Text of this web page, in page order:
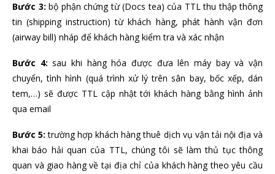
Bước 3: bộ phận chứng từ (Docs tea) của TTL thu thập thông
tin (shipping instruction) từ khách hàng, phát hành vận đơn
(airway bill) nháp để khách hàng kiểm tra và xác nhận
Bước 4:sau khi hàng hóa được đưa lên máy bay và vận
chuyển, tình hình (quá trình xử lý trên sân bay, bốc xếp, dán
tem,…) sẽ được TTL cập nhật tới khách hàng bằng hình ảnh
qua email
Bước 5:trường hợp khách hàng thuê dịch vụ vận tải nội địa và
khai báo hải quan của TTL, chúng tôi sẽ làm thủ tục thông
quan và giao hàng về tại địa chỉ của khách hàng theo yêu cầu